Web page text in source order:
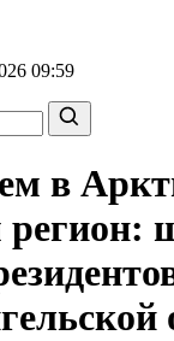
09:59
в
регион: